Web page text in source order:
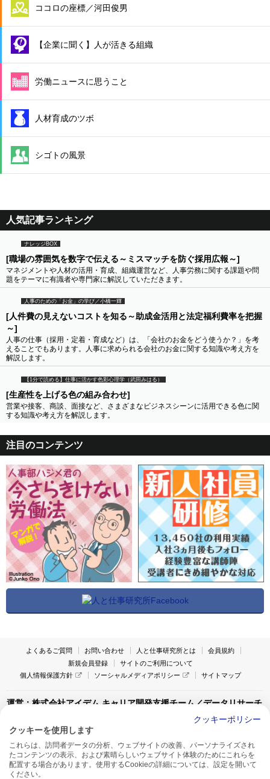
ココロの座標／河田俊男
【企業に聞く】人が活きる組織
労働ニュースに思うこと
人材育成のツボ
シゴトの風景
人気記事ランキング
ナレッジBOX
[職場の雰囲気を数字で伝える～ミスマッチを防ぐ採用広報～]
マネジメントや人材の活用・育成、組織運営など、人事労務に関する課題や問
題をテーマに有識者や専門家に解説していただきます。
人事のための「お金」の学び／小橋一輝
[人件費の見えないコストを知る～助成金活用と法定福利費率を把握
～]
人事の仕事（採用・定着・育成など）は、「会社のお金をどう使うか？」を考
えることでもあります。人事に求められる会社のお金に関する知識や考え方を
解説します。
【1分で読める】仕事に活かす色彩心理学（武田みはる）
[生産性を上げる色の組み合わせ]
営業や接客、商談、面接など、さまざまなビジネスシーンに活用できる色に関
する知識や考え方を解説します。
注目のコンテンツ
よくあるご質問 お問い合わせ 人と仕事研究所とは
会員規約
新規会員登録
サイトのご利用について
個人情報保護方針
ソーシャルメディアポリシー サイトマップ
運営：株式会社アイデム キャリア開発支援チーム／データリサーチ
〒160-0022 東京都新宿区新宿1-4-10
アイデム本社ビル TEL:03-5269-6020
〒550-0005 大阪府大阪市西区西本町1-13-43
アイデム西本町ビル7F TEL:06-7662-2800
クッキーポリシー
クッキーを使用します
これらは、訪問者データの分析、ウェブサイトの改善、パーソナライズされ
たコンテンツの表示、および素晴らしいウェブサイト体験のためにこれらを
配置する場合があります。使用するCookieの詳細については、設定を開いて
ください。